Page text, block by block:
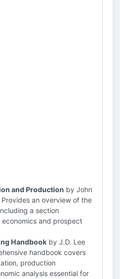
and Production by John
an overview of the
a section
and prospect
Handbook by J.D. Lee
handbook covers
production
analysis essential for